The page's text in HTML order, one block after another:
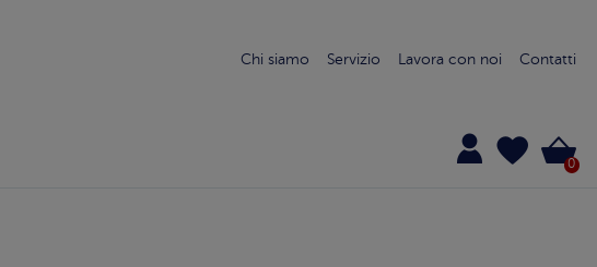
Chi siamo Servizio Lavora con noi Contatti
0